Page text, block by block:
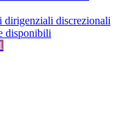
dirigenziali discrezionali
disponibili